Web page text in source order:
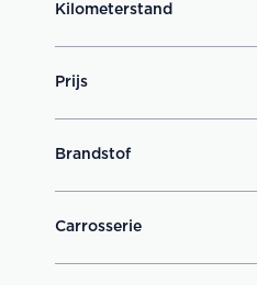
Kilometerstand
Prijs
Brandstof
Carrosserie